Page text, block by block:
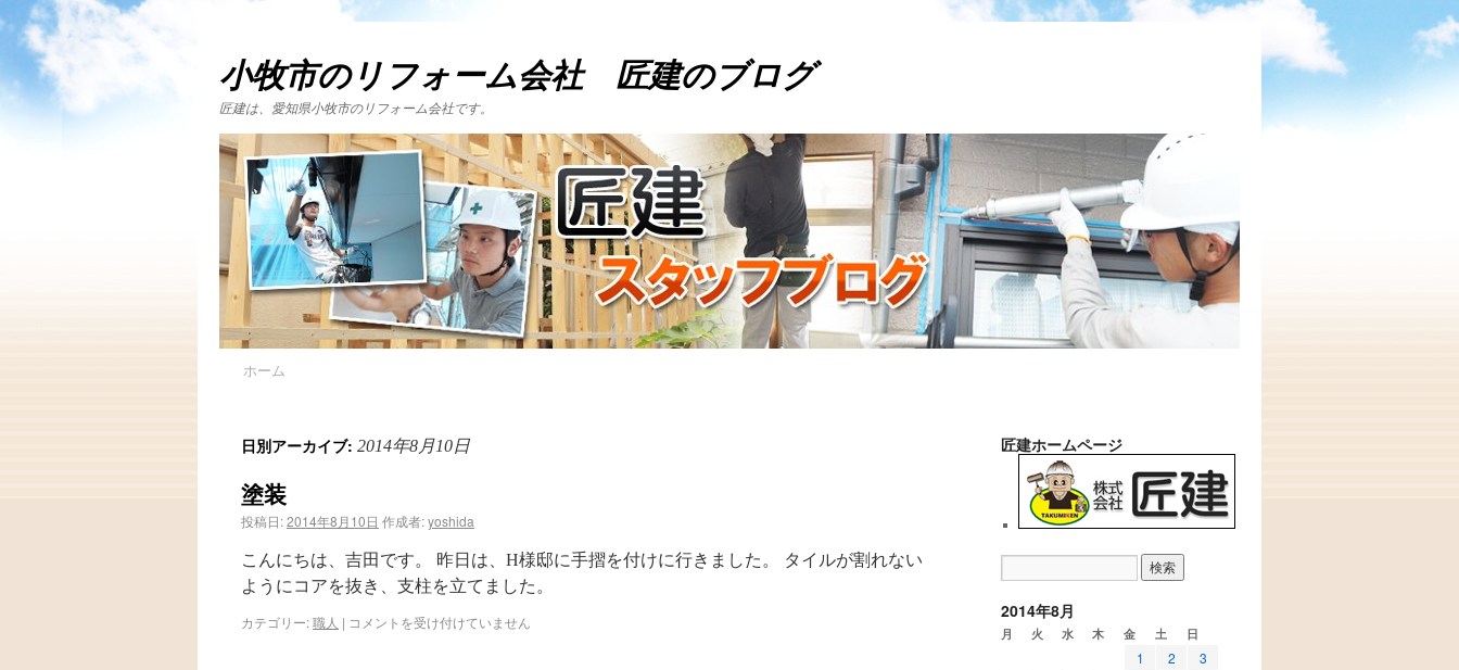
小牧市のリフォーム会社 匠建のブログ
匠建は、愛知県小牧市のリフォーム会社です。
ホーム
日別アーカイブ: 2014年8月10日
塗装
投稿日:2014年8月10日 作成者:yoshida
こんにちは、吉田です。 昨日は、H様邸に手摺を付けに行きました。 タイルが割れない
ようにコアを抜き、支柱を立てました。
カテゴリー:職人 | コメントを受け付けていません
匠建ホームページ
2014年8月
月 火 水 木 金 土 日
1 2
3